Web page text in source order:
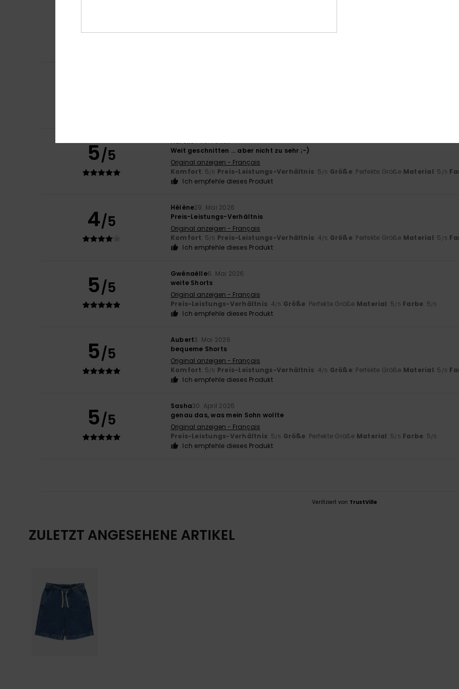
Original anzeigen - Français
5/5
Aurélie1. Juni 2026
Weit geschnitten … aber nicht zu sehr ;-)
Original anzeigen - Français
Komfort: 5/5 Preis-Leistungs-Verhältnis: 5/5 Größe: Perfekte Größe Material: 5 /5
Ich empfehle dieses Produkt
4/5
Hélène29. Mai 2026
Preis-Leistungs-Verhältnis
Original anzeigen - Français
Komfort: 5/5 Preis-Leistungs-Verhältnis: 4/5 Größe: Perfekte Größe Material: 5 /5
Ich empfehle dieses Produkt
5/5
Gwénaëlle6. Mai 2026
weite Shorts
Original anzeigen - Français
Preis-Leistungs-Verhältnis: 4/5 Größe: Perfekte Größe Material: 5/5 Farbe: 5/5
Ich empfehle dieses Produkt
5/5
Aubert3. Mai 2026
bequeme Shorts
Original anzeigen - Français
Komfort: 5/5 Preis-Leistungs-Verhältnis: 4/5 Größe: Perfekte Größe Material: 5 /5
Ich empfehle dieses Produkt
5/5
Sasha30. April 2026
genau das, was mein Sohn wollte
Original anzeigen - Français
Preis-Leistungs-Verhältnis: 5/5 Größe: Perfekte Größe Material: 5/5 Farbe: 5/5
Ich empfehle dieses Produkt
Verifiziert von TrustVille
ZULETZT ANGESEHENE ARTIKEL